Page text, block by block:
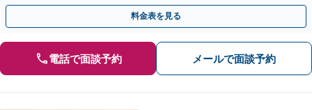
企業間・労務・顧客トラブルなど解決実績が豊富です
料金表を見る
電話で面談予約 メールで面談予約